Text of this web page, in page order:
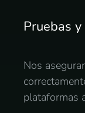
Pruebas
Nos
plataformas